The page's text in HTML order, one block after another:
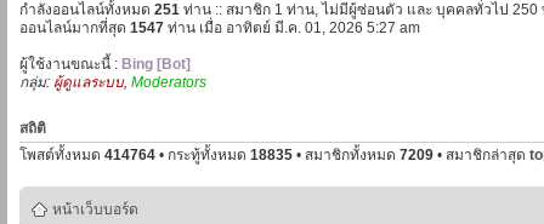
กำลังออนไลน์ทั้งหมด 251 ท่าน :: สมาชิก 1 ท่าน, ไม่มีผู้ซ่อนตัว และ บุคคลทั่วไป
ออนไลน์มากที่สุด 1547 ท่าน เมื่อ อาทิตย์ มี.ค. 01, 2026 5:27 am
ผู้ใช้งานขณะนี้ : Bing [Bot]
กลุ่ม: ผู้ดูแลระบบ, Moderators
สถิติ
โพสต์ทั้งหมด 414764 • กระทู้ทั้งหมด 18835 • สมาชิกทั้งหมด 7209 • สมาชิกล่าสุด
หน้าเว็บบอร์ด